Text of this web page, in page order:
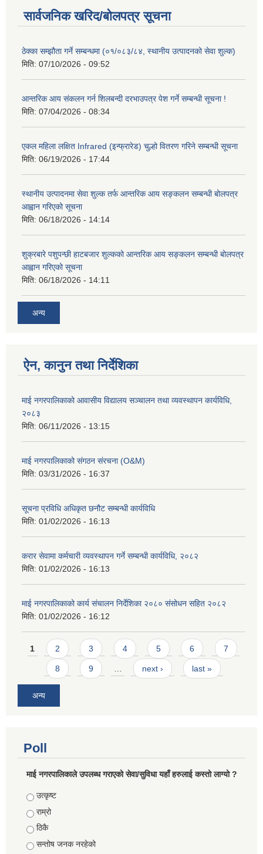
सार्वजनिक खरिद/बोलपत्र सूचना
ठेक्का सम्झौता गर्ने सम्बन्धमा (०१/०८३/८४, स्थानीय उत्पादनको सेवा शुल्क)
मिति: 07/10/2026 - 09:52
आन्तरिक आय संकलन गर्न शिलबन्दी दरभाउपत्र पेश गर्ने सम्बन्धी सूचना !
मिति: 07/04/2026 - 08:34
एकल महिला लक्षित Infrared (इन्फ्रारेड) चुल्हो वितरण गरिने सम्बन्धी सूचना
मिति: 06/19/2026 - 17:44
स्थानीय उत्पादनमा सेवा शुल्क तर्फ आन्तरिक आय सङ्कलन सम्बन्धी बोलपत्र
आह्वान गरिएको सूचना
मिति: 06/18/2026 - 14:14
शुक्रबारे पशुपन्छी हाटबजार शुल्कको आन्तरिक आय सङ्कलन सम्बन्धी बोलपत्र
आह्वान गरिएको सूचना
मिति: 06/18/2026 - 14:11
अन्य
ऐन, कानुन तथा निर्देशिका
माई नगरपालिकाको आवासीय विद्यालय सञ्चालन तथा व्यवस्थापन कार्यविधि,
२०८३
मिति: 06/11/2026 - 13:15
माई नगरपालिकाको संगठन संरचना (O&M)
मिति: 03/31/2026 - 16:37
सूचना प्रविधि अधिकृत छनौट सम्बन्धी कार्यविधि
मिति: 01/02/2026 - 16:13
करार सेवामा कर्मचारी व्यवस्थापन गर्ने सम्बन्धी कार्यविधि, २०८२
मिति: 01/02/2026 - 16:13
माई नगरपालिकाको कार्य संचालन निर्देशिका २०८० संसोधन सहित २०८२
मिति: 01/02/2026 - 16:12
Pages
1 2 3 4 5 6 7
8 9 next › last »
अन्य
Poll
माई नगरपालिकाले उपलब्ध गराएको सेवा/सुविधा यहाँ हरुलाई कस्तो लाग्यो ?
Choices
उत्कृष्ट
राम्रो
ठिकै
सन्तोष जनक नरहेको